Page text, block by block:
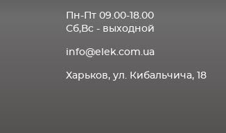
Пн-Пт 09.00-18.00
Сб,Вс - выходной
info@elek.com.ua
Харьков, ул. Кибальчича, 18